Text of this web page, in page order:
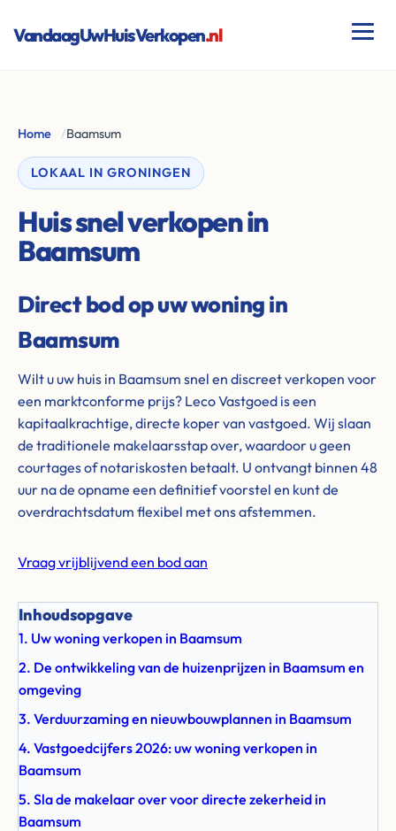
VandaagUwHuisVerkopen.nl
Home /Baamsum
LOKAAL IN GRONINGEN
Huis snel verkopen in
Baamsum
Direct bod op uw woning in
Baamsum
Wilt u uw huis in Baamsum snel en discreet verkopen voor
een marktconforme prijs? Leco Vastgoed is een
kapitaalkrachtige, directe koper van vastgoed. Wij slaan
de traditionele makelaarsstap over, waardoor u geen
courtages of notariskosten betaalt. U ontvangt binnen 48
uur na de opname een definitief voorstel en kunt de
overdrachtsdatum flexibel met ons afstemmen.
Vraag vrijblijvend een bod aan
Inhoudsopgave
1. Uw woning verkopen in Baamsum
2. De ontwikkeling van de huizenprijzen in Baamsum en
omgeving
3. Verduurzaming en nieuwbouwplannen in Baamsum
4. Vastgoedcijfers 2026: uw woning verkopen in
Baamsum
5. Sla de makelaar over voor directe zekerheid in
Baamsum